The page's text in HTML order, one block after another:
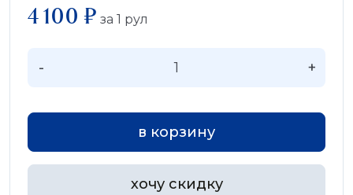
4 100 ₽ за 1 рул
- +
в корзину
хочу скидку